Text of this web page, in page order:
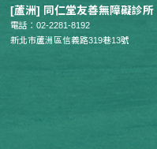
[蘆洲] 同仁堂友善無障礙診所
電話：02-2281-8192
新北市蘆洲區信義路319巷13號